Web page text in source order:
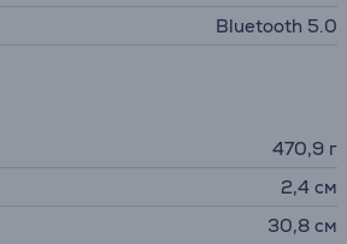
Bluetooth 5.0
470,9 г
2,4 см
30,8 см